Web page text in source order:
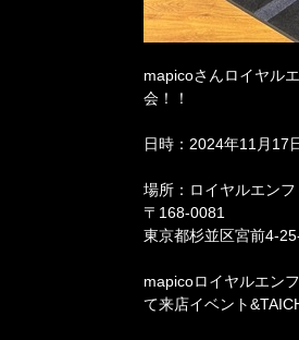
mapicoさんロイヤル
会！！
日時：2024年11月17
場所：ロイヤルエン
〒168-0081
東京都杉並区宮前4-
mapicoロイヤルエン
て来店イベント